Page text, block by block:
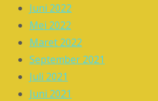
Juni 2022
Mei 2022
Maret 2022
September 2021
Juli 2021
Juni 2021